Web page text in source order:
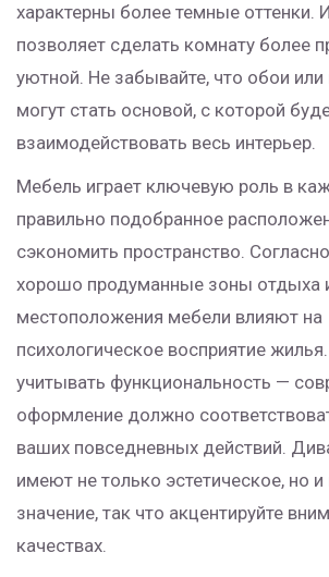
характерны более темные оттенки.
позволяет сделать комнату более
уютной. Не забывайте, что обои или
могут стать основой, с которой
взаимодействовать весь интерьер.
Мебель играет ключевую роль в
правильно подобранное
сэкономить пространство.
хорошо продуманные зоны отдыха
местоположения мебели влияют на
психологическое восприятие
учитывать функциональность —
оформление должно
ваших повседневных действий.
имеют не только эстетическое, но и
значение, так что акцентируйте
качествах.